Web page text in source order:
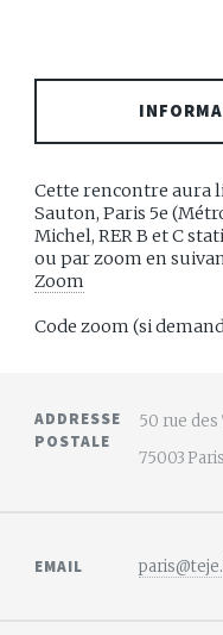
Cette rencontre aura
Sauton, Paris 5e
Michel, RER B et C
ou par zoom en
Zoom
Code zoom (si
ADDRESSE
POSTALE
50 rue
75003 Paris
EMAIL